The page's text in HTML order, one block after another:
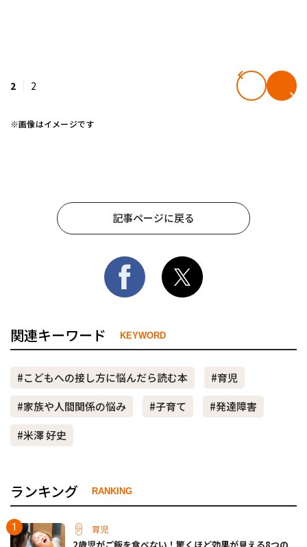
2 2
※画像はイメージです
記事ページに戻る
関連キーワード KEYWORD
#こどもへの接し方に悩んだら読む本
#育児
#家族や人間関係の悩み
#子育て
#発達障害
#米澤 好史
ランキング RANKING
育児